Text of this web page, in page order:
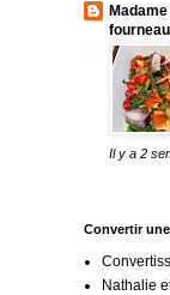
Il y a 2
Convertir
Nathalie